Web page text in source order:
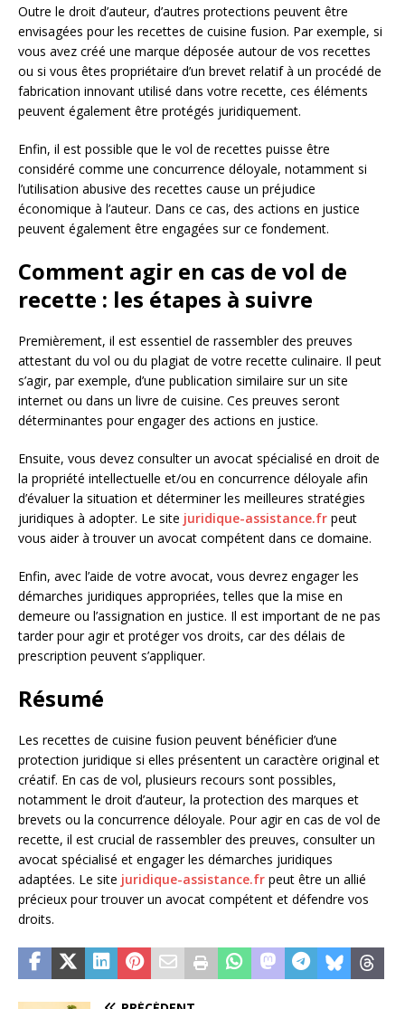
Outre le droit d’auteur, d’autres protections peuvent être
envisagées pour les recettes de cuisine fusion. Par exemple, si
vous avez créé une marque déposée autour de vos recettes
ou si vous êtes propriétaire d’un brevet relatif à un procédé de
fabrication innovant utilisé dans votre recette, ces éléments
peuvent également être protégés juridiquement.
Enfin, il est possible que le vol de recettes puisse être
considéré comme une concurrence déloyale, notamment si
l’utilisation abusive des recettes cause un préjudice
économique à l’auteur. Dans ce cas, des actions en justice
peuvent également être engagées sur ce fondement.
Comment agir en cas de vol de
recette : les étapes à suivre
Premièrement, il est essentiel de rassembler des preuves
attestant du vol ou du plagiat de votre recette culinaire. Il peut
s’agir, par exemple, d’une publication similaire sur un site
internet ou dans un livre de cuisine. Ces preuves seront
déterminantes pour engager des actions en justice.
Ensuite, vous devez consulter un avocat spécialisé en droit de
la propriété intellectuelle et/ou en concurrence déloyale afin
d’évaluer la situation et déterminer les meilleures stratégies
juridiques à adopter. Le site juridique-assistance.fr peut
vous aider à trouver un avocat compétent dans ce domaine.
Enfin, avec l’aide de votre avocat, vous devrez engager les
démarches juridiques appropriées, telles que la mise en
demeure ou l’assignation en justice. Il est important de ne pas
tarder pour agir et protéger vos droits, car des délais de
prescription peuvent s’appliquer.
Résumé
Les recettes de cuisine fusion peuvent bénéficier d’une
protection juridique si elles présentent un caractère original et
créatif. En cas de vol, plusieurs recours sont possibles,
notamment le droit d’auteur, la protection des marques et
brevets ou la concurrence déloyale. Pour agir en cas de vol de
recette, il est crucial de rassembler des preuves, consulter un
avocat spécialisé et engager les démarches juridiques
adaptées. Le site juridique-assistance.fr peut être un allié
précieux pour trouver un avocat compétent et défendre vos
droits.